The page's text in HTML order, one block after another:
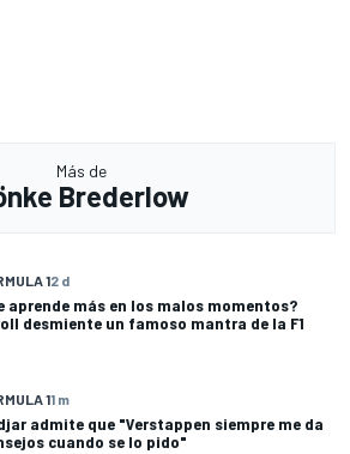
Más de
Brederlow
12 d
aprende más en los malos momentos?
desmiente un famoso mantra de la F1
11 m
admite que "Verstappen siempre me da
cuando se lo pido"